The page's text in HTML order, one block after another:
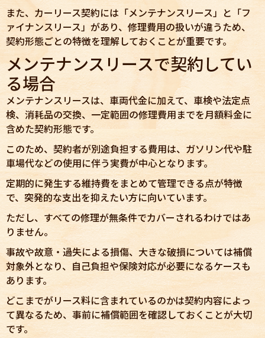
また、カーリース契約には「メンテナンスリース」と「フ
ァイナンスリース」があり、修理費用の扱いが違うため、
契約形態ごとの特徴を理解しておくことが重要です。
メンテナンスリースで契約してい
る場合
メンテナンスリースは、車両代金に加えて、車検や法定点
検、消耗品の交換、一定範囲の修理費用までを月額料金に
含めた契約形態です。
このため、契約者が別途負担する費用は、ガソリン代や駐
車場代などの使用に伴う実費が中心となります。
定期的に発生する維持費をまとめて管理できる点が特徴
で、突発的な支出を抑えたい方に向いています。
ただし、すべての修理が無条件でカバーされるわけではあ
りません。
事故や故意・過失による損傷、大きな破損については補償
対象外となり、自己負担や保険対応が必要になるケースも
あります。
どこまでがリース料に含まれているのかは契約内容によっ
て異なるため、事前に補償範囲を確認しておくことが大切
です。